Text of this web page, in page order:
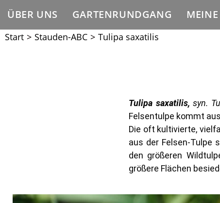
ÜBER UNS GARTENRUNDGANG
Start > Stauden-ABC > Tulipa saxatilis
Tulipa saxatilis,syn.
Felsentulpe kommt
Die oft kultivierte,
aus der Felsen-Tulpe
den größeren
größere Flächen